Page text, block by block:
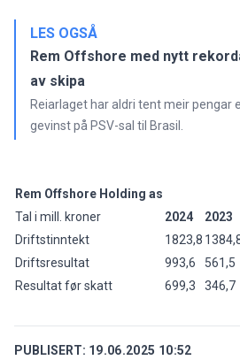
LES OGSÅ
Rem Offshore med nytt
av skipa
Reiarlaget har aldri tent meir pengar
gevinst på PSV-sal til Brasil.
Rem Offshore Holding as
Tal i mill. kroner
2024
2023
Driftstinntekt
1823,8
Driftsresultat
993,6
561,5
Resultat før skatt
699,3 346,7
PUBLISERT: 19.06.2025 10:52